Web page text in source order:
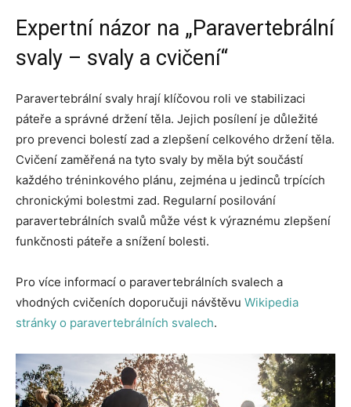
Expertní názor na „Paravertebrální
svaly – svaly a cvičení“
Paravertebrální svaly hrají klíčovou roli ve stabilizaci
páteře a správné držení těla. Jejich posílení je důležité
pro prevenci bolestí zad a zlepšení celkového držení těla.
Cvičení zaměřená na tyto svaly by měla být součástí
každého tréninkového plánu, zejména u jedinců trpících
chronickými bolestmi zad. Regularní posilování
paravertebrálních svalů může vést k výraznému zlepšení
funkčnosti páteře a snížení bolesti.
Pro více informací o paravertebrálních svalech a
vhodných cvičeních doporučuji návštěvu Wikipedia
stránky o paravertebrálních svalech.